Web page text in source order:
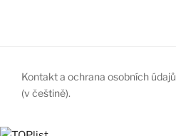
Kontakt a ochrana osobních údajů
(v češtině).